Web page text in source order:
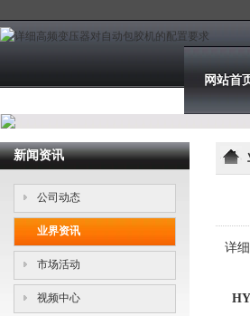
网站首
新闻资讯
公司动态
业界资讯
市场活动
视频中心
详